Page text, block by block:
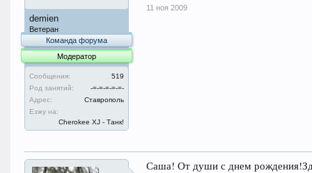
demien
Ветеран
Команда форума
Модератор
Сообщения:
519
Род занятий:
-=-=-=-=-=-
Адрес:
Ставрополь
Езжу на:
Cherokee XJ - Танк!
11 ноя 2009
Саша! От души с днем